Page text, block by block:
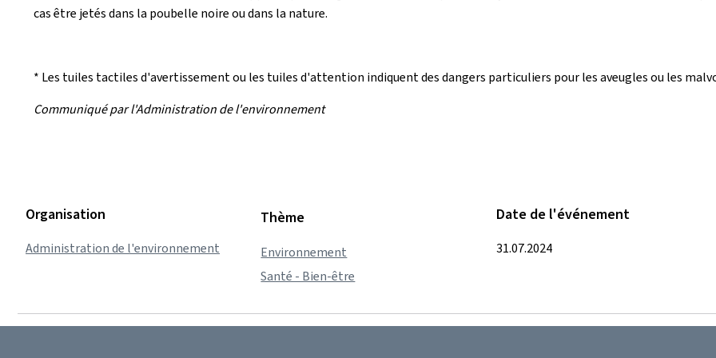
cas être jetés dans la poubelle noire ou dans la nature.
* Les tuiles tactiles d'avertissement ou les tuiles d'attention indiquent des dangers particuliers pour les aveugles ou les
Communiqué par l'Administration de l'environnement
Organisation
Administration de l'environnement
Thème
Environnement
Santé - Bien-être
Date de l'événement
31.07.2024